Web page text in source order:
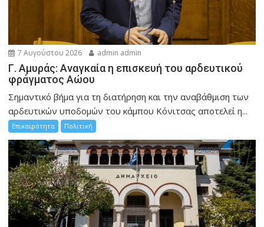
7 Αυγούστου 2026 admin admin
Γ. Αμυράς: Αναγκαία η επισκευή του αρδευτικού
φράγματος Αώου
Σημαντικό βήμα για τη διατήρηση και την αναβάθμιση των
αρδευτικών υποδομών του κάμπου Κόνιτσας αποτελεί η...
Επικαιρότητα Πολιτική